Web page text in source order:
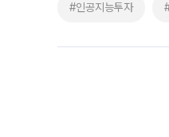
#인공지능투자